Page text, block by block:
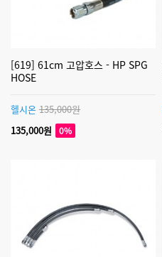
[619] 61cm 고압호스 - HP SPG
HOSE
헬시온 135,000원
135,000원
0%